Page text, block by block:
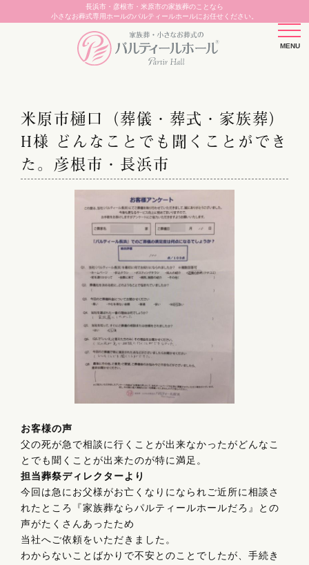
長浜市・彦根市・米原市の家族葬のことなら
小さなお葬式専用ホールのパルティールホールにお任せください。
米原市樋口（葬儀・葬式・家族葬）
H様 どんなことでも聞くことができ
た。彦根市・長浜市
お客様の声
父の死が急で相談に行くことが出来なかったがどんなこ
とでも聞くことが出来たのが特に満足。
担当葬祭ディレクターより
今回は急にお父様がお亡くなりになられご近所に相談さ
れたところ『家族葬ならパルティールホールだろ』との
声がたくさんあったため
当社へご依頼をいただきました。
わからないことばかりで不安とのことでしたが、手続き